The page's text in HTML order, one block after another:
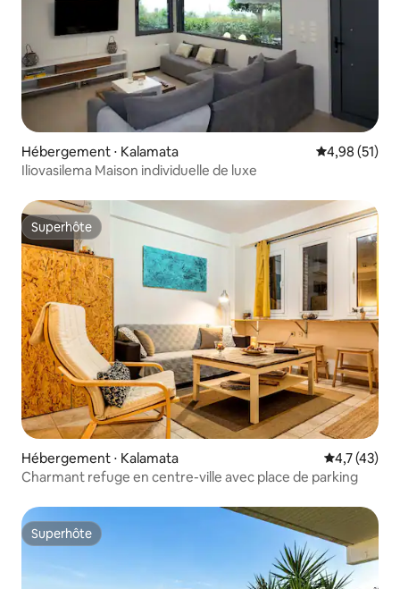
Hébergement ⋅ Kalamata Évaluation
4,98 (51)
Iliovasilema Maison individuelle de luxe
Superhôte
Superhôte
Hébergement ⋅ Kalamata Évaluation
4,7 (43)
Charmant refuge en centre-ville avec place de parking
Superhôte
Superhôte